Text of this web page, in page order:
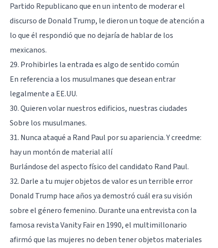
Partido Republicano que en un intento de moderar el
discurso de Donald Trump, le dieron un toque de atención a
lo que él respondió que no dejaría de hablar de los
mexicanos.
29. Prohibirles la entrada es algo de sentido común
En referencia a los musulmanes que desean entrar
legalmente a EE.UU.
30. Quieren volar nuestros edificios, nuestras ciudades
Sobre los musulmanes.
31. Nunca ataqué a Rand Paul por su apariencia. Y creedme:
hay un montón de material allí
Burlándose del aspecto físico del candidato Rand Paul.
32. Darle a tu mujer objetos de valor es un terrible error
Donald Trump hace años ya demostró cuál era su visión
sobre el género femenino. Durante una entrevista con la
famosa revista Vanity Fair en 1990, el multimillonario
afirmó que las mujeres no deben tener objetos materiales